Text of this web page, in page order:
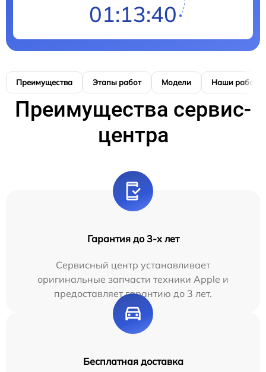
01:13:39
Преимущества Этапы работ Модели Наши работы
Преимущества сервис-
центра
Гарантия до 3-х лет
Сервисный центр устанавливает
оригинальные запчасти техники Apple и
предоставляет гарантию до 3 лет.
Бесплатная доставка